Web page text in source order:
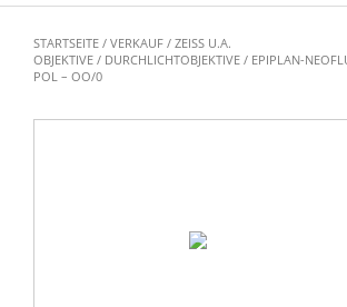
STARTSEITE / VERKAUF / ZEISS U.A.
OBJEKTIVE / DURCHLICHTOBJEKTIVE / EPIPLAN-
POL – OO/0